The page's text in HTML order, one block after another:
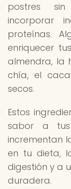
postres
incorporar
proteínas.
enriquecer
almendra, la
chía, el
secos.
Estos
sabor a tus
incrementan
en tu dieta,
digestión y a
duradera.